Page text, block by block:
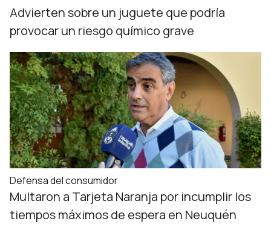
Advierten sobre un juguete que podría
provocar un riesgo químico grave
Defensa del consumidor
Multaron a Tarjeta Naranja por incumplir los
tiempos máximos de espera en Neuquén